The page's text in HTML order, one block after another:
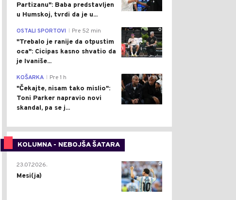
Partizanu": Baba predstavljen
u Humskoj, tvrdi da je u...
0
OSTALI SPORTOVI Pre 52 min
"Trebalo je ranije da otpustim
oca": Cicipas kasno shvatio da
je Ivaniše...
0
KOŠARKA Pre 1 h
"Čekajte, nisam tako mislio":
Toni Parker napravio novi
skandal, pa se j...
KOLUMNA - NEBOJŠA ŠATARA
0
23.07.2026.
Mesi(ja)